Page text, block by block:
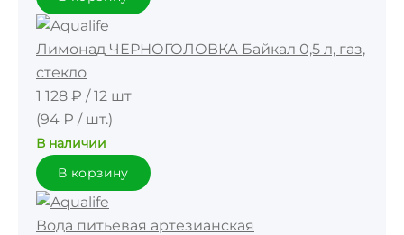
Лимонад ЧЕРНОГОЛОВКА Байкал 0,5 л, газ,
стекло
1 128 ₽ /12 шт
(94 ₽ / шт.)
В наличии
В корзину
Вода питьевая артезианская